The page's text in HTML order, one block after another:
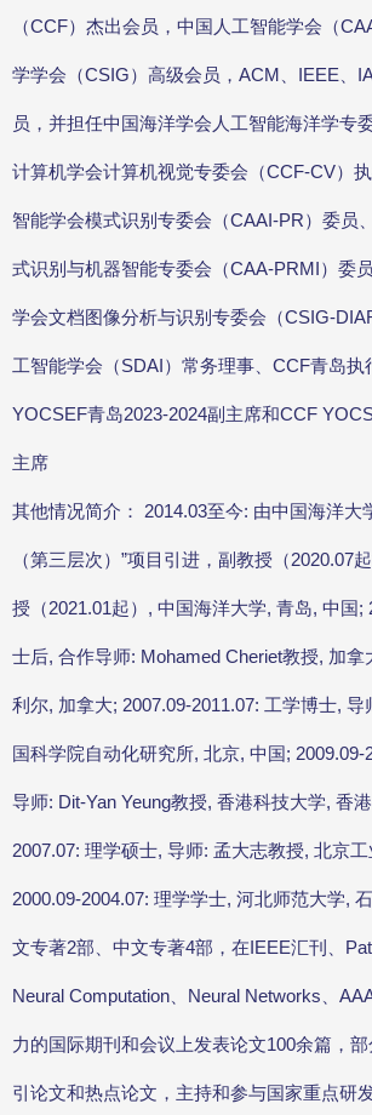
（CCF）杰出会员，中国人工智能学会（
学学会（CSIG）高级会员，ACM、IEEE、
员，并担任中国海洋学会人工智能海洋学专
计算机学会计算机视觉专委会（CCF-CV）
智能学会模式识别专委会（CAAI-PR）委员
式识别与机器智能专委会（CAA-PRMI）委
学会文档图像分析与识别专委会（CSIG-
工智能学会（SDAI）常务理事、CCF青岛执
YOCSEF青岛2023-2024副主席和CCF
主席
其他情况简介： 2014.03至今: 由中国海洋大
（第三层次）”项目引进，副教授（2020.07
授（2021.01起）, 中国海洋大学, 青岛, 中国;
士后, 合作导师: Mohamed Cheriet教授, 加
利尔, 加拿大; 2007.09-2011.07: 工学博士, 导
国科学院自动化研究所, 北京, 中国; 2009.09-
导师: Dit-Yan Yeung教授, 香港科技大学, 香
2007.07: 理学硕士, 导师: 孟大志教授, 北京
2000.09-2004.07: 理学学士, 河北师范大学,
文专著2部、中文专著4部，在IEEE汇刊、
Neural Computation、Neural Networks、
力的国际期刊和会议上发表论文100余篇，
引论文和热点论文，主持和参与国家重点研